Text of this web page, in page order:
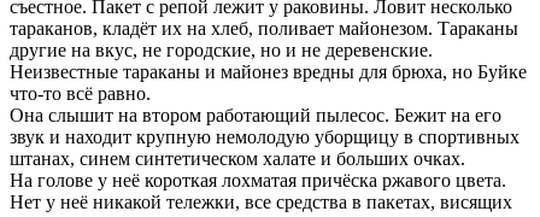
съестное. Пакет с репой лежит у раковины. Ловит несколько
тараканов, кладёт их на хлеб, поливает майонезом. Тараканы
другие на вкус, не городские, но и не деревенские.
Неизвестные тараканы и майонез вредны для брюха, но Буйке
что-то всё равно.
Она слышит на втором работающий пылесос. Бежит на его
звук и находит крупную немолодую уборщицу в спортивных
штанах, синем синтетическом халате и больших очках.
На голове у неё короткая лохматая причёска ржавого цвета.
Нет у неё никакой тележки, все средства в пакетах, висящих